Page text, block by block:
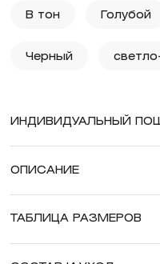
В тон Голубой
Черный
ИНДИВИДУАЛЬНЫЙ
ОПИСАНИЕ
ТАБЛИЦА РАЗМЕРОВ